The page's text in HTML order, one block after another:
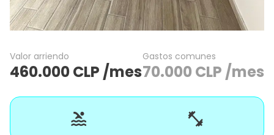
Valor arriendo
460.000CLP /mes
Gastos comunes
70.000 CLP /mes